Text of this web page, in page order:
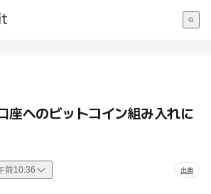
座へのビットコイン組み入れに
前10:36 出典